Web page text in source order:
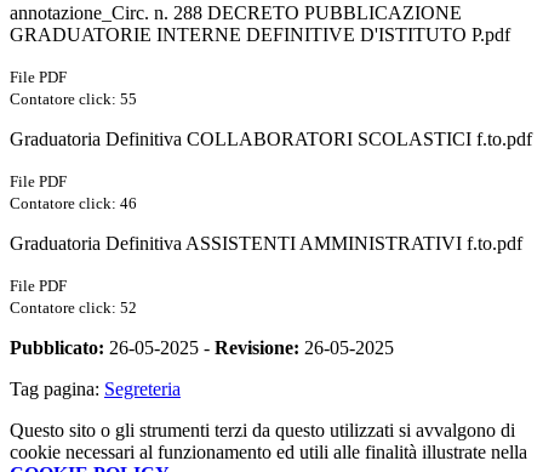
annotazione_Circ. n. 288 DECRETO PUBBLICAZIONE
GRADUATORIE INTERNE DEFINITIVE D'ISTITUTO P.pdf
File PDF
Contatore click: 55
Graduatoria Definitiva COLLABORATORI SCOLASTICI f.to.pdf
File PDF
Contatore click: 46
Graduatoria Definitiva ASSISTENTI AMMINISTRATIVI f.to.pdf
File PDF
Contatore click: 52
Pubblicato: 26-05-2025 - Revisione: 26-05-2025
Tag pagina: Segreteria
Questo sito o gli strumenti terzi da questo utilizzati si avvalgono di
cookie necessari al funzionamento ed utili alle finalità illustrate nella